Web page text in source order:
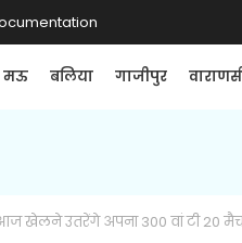
मऊ बलिया गाजीपुर
खेलने उतरेंगे अपना 300 वां टी 20